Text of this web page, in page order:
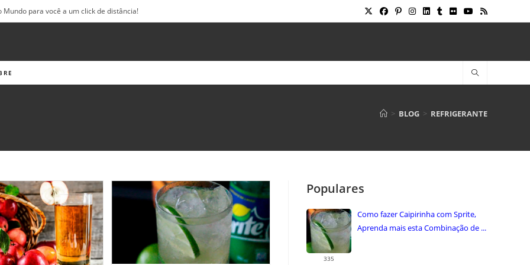
para você a um click de distância!
> BLOG > REFRIGERANTE
Populares
Como fazer Caipirinha com Sprite,
Aprenda mais esta Combinação de ...
335